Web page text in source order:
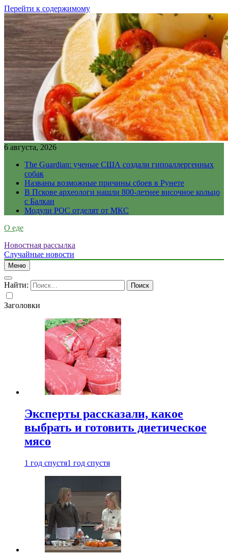
Перейти к содержимому
6 августа, 2026
The Guardian: ученые США создали гипоаллергенных
собак
Названы возможные причины сбоев в Рунете
В Пскове археологи нашли 800-летнее височное кольцо
с Балкан
Модули РОС отделят от МКС
О еде
Новостная рассылка
Случайные новости
Меню
Найти:
Заголовки
Эксперты рассказали, какое
выбрать и готовить диетическое
мясо
1 год спустя1 год спустя